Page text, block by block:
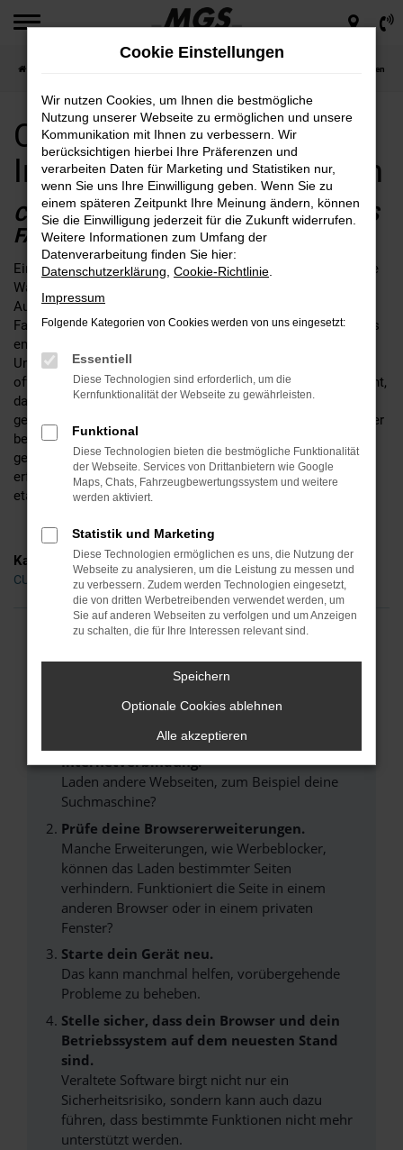
Zum
springen
CUPRA Formentor für Ingolstadt günstig kaufen
CUPRA Formentor für
Ingolstadt günstig kaufen
CUPRA FORMENTOR – IHR PERFEKTES
FAHRZEUG FÜR INGOLSTADT
Ein CUPRA Formentor für Ingolstadt ist ganz sicher eine gute
Wahl. Aus der Erfahrung aus mehr als 65 Jahren im
Automobilbereich und drei Generationen eines traditionellen
Familienbetriebs, können wir dieses Modell guten Gewissens
empfehlen. Aus Ingolstadt ist der Weg zu MGS nicht weit.
Unser Unternehmen schreibt Beratung groß und hat stets ein
offenes Ohr für Ihre individuellen Bedürfnisse. Wenn fest steht,
dass es der CUPRA Formentor werden soll, beraten wir Sie
gerne hinsichtlich der Motorisierung, der Lackfarbe und all der
bereitstehenden Extras, unterbreiten Ihnen auf Wunsch aber
gerne auch noch alternative Vorschläge. Ihr Vorteil: wir sind
erfahren und verkaufen die Fahrzeuge gleich mehrerer
etablierter Hersteller.
Kategorie
CUPRA Formentor Gebrauchtwagen Ingolstadt
Beim Laden ist ein Fehler aufgetreten.
Hier sind ein paar Tipps, die dir helfen können:
Überprüfe deine Firewall und deine
Internetverbindung.
Laden andere Webseiten, zum Beispiel deine
Suchmaschine?
Prüfe deine Browsererweiterungen.
Manche Erweiterungen, wie Werbeblocker,
können das Laden bestimmter Seiten
verhindern. Funktioniert die Seite in einem
anderen Browser oder in einem privaten
Fenster?
Starte dein Gerät neu.
Das kann manchmal helfen, vorübergehende
Probleme zu beheben.
Stelle sicher, dass dein Browser und dein
Betriebssystem auf dem neuesten Stand
sind.
Veraltete Software birgt nicht nur ein
Sicherheitsrisiko, sondern kann auch dazu
führen, dass bestimmte Funktionen nicht mehr
unterstützt werden.
Cookie Einstellungen
Wir nutzen Cookies, um Ihnen die bestmögliche
Nutzung unserer Webseite zu ermöglichen und unsere
Kommunikation mit Ihnen zu verbessern. Wir
berücksichtigen hierbei Ihre Präferenzen und
verarbeiten Daten für Marketing und Statistiken nur,
wenn Sie uns Ihre Einwilligung geben. Wenn Sie zu
einem späteren Zeitpunkt Ihre Meinung ändern, können
Sie die Einwilligung jederzeit für die Zukunft widerrufen.
Weitere Informationen zum Umfang der
Datenverarbeitung finden Sie hier:
Datenschutzerklärung Cookie-Richtlinie
Impressum
Folgende Kategorien von Cookies werden von uns eingesetzt:
Essentiell
Diese Technologien sind erforderlich, um die
Kernfunktionalität der Webseite zu gewährleisten.
Funktional
Diese Technologien bieten die bestmögliche Funktionalität
der Webseite. Services von Drittanbietern wie Google
Maps, Chats, Fahrzeugbewertungssystem und weitere
werden aktiviert.
Statistik und Marketing
Diese Technologien ermöglichen es uns, die Nutzung der
Webseite zu analysieren, um die Leistung zu messen und
zu verbessern. Zudem werden Technologien eingesetzt,
die von dritten Werbetreibenden verwendet werden, um
Sie auf anderen Webseiten zu verfolgen und um Anzeigen
zu schalten, die für Ihre Interessen relevant sind.
Speichern
Optionale Cookies ablehnen
Alle akzeptieren